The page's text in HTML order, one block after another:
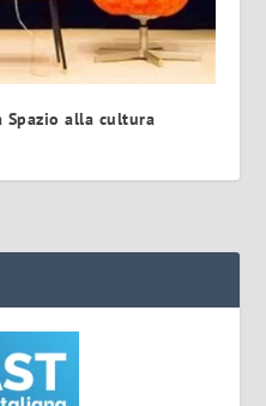
Spazio alla cultura